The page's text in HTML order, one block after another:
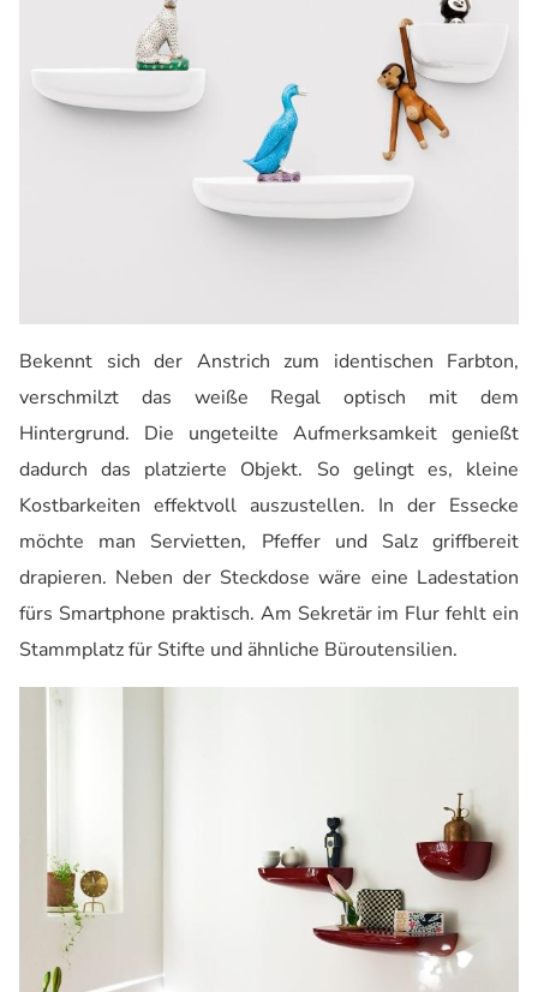
Bekennt sich der Anstrich zum identischen Farbton,
verschmilzt das weiße Regal optisch mit dem
Hintergrund. Die ungeteilte Aufmerksamkeit genießt
dadurch das platzierte Objekt. So gelingt es, kleine
Kostbarkeiten effektvoll auszustellen. In der Essecke
möchte man Servietten, Pfeffer und Salz griffbereit
drapieren. Neben der Steckdose wäre eine Ladestation
fürs Smartphone praktisch. Am Sekretär im Flur fehlt ein
Stammplatz für Stifte und ähnliche Büroutensilien.